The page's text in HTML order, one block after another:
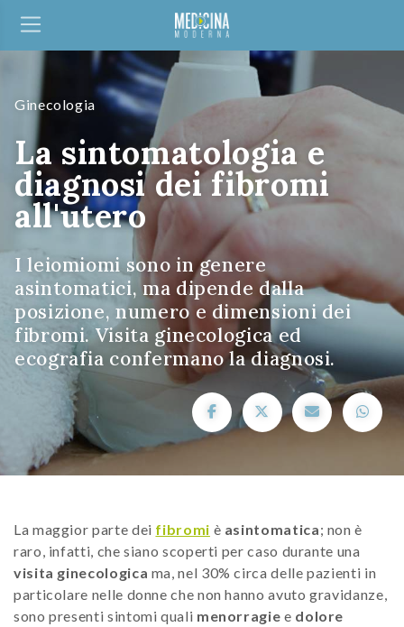
Ginecologia
La sintomatologia e
diagnosi dei fibromi
all'utero
I leiomiomi sono in genere
asintomatici, ma dipende dalla
posizione, numero e dimensioni dei
fibromi. Visita ginecologica ed
ecografia confermano la diagnosi.
La maggior parte dei fibromi è asintomatica; non è
raro, infatti, che siano scoperti per caso durante una
visita ginecologica ma, nel 30% circa delle pazienti in
particolare nelle donne che non hanno avuto gravidanze,
sono presenti sintomi quali menorragie e dolore